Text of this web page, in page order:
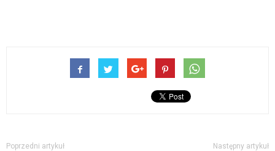
Poprzedni artykuł Następny artykuł